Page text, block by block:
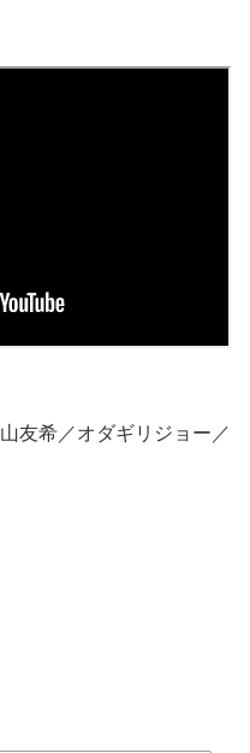
友希／オダギリジョー／